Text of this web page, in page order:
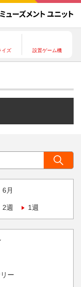
イズ 設置ゲーム機
6月
2週 1週
ー